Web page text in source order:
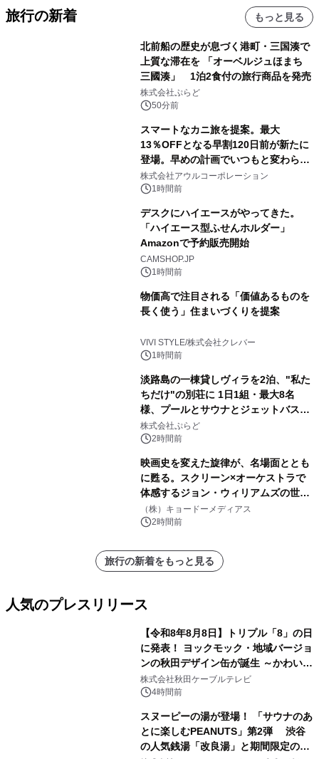
旅行の新着 もっと見る
北前船の歴史が息づく港町・三国湊で
上質な滞在を 「オーベルジュほまち
三國湊」 1泊2食付の旅行商品を発売
株式会社ぷらど
50分前
スマートなカニ旅を提案。最大
13％OFFとなる早割120日前が新たに
登場。早めの計画でいつもと変わらぬ
大人の冬旅を。ー夕日ヶ浦温泉「佳松
苑 別邸ふうか」ー
株式会社アウルコーポレーション
1時間前
デスクにハイエースがやってきた。
「ハイエース型ふせんホルダー」
Amazonで予約販売開始
CAMSHOP.JP
1時間前
物価高で注目される「価値あるものを
長く使う」住まいづくりを提案
VIVI STYLE/株式会社クレバー
1時間前
淡路島の一棟貸しヴィラを2泊、"私た
ちだけ"の別荘に 1日1組・最大8名
様、プールとサウナとジェットバス付
きで Villa Mon Temps AWAJIの連泊
素泊りプラン
株式会社ぷらど
2時間前
映画史を変えた旋律が、名場面ととも
に甦る。スクリーン×オーケストラで
体感するジョン・ウィリアムズの世
界。ジョン・ウィリアムズ：シネマ・
スペクタキュラー・コンサート 開催決
（株）キョードーメディアス
2時間前
旅行の新着をもっと見る
人気のプレスリリース
【令和8年8月8日】トリプル「8」の日
に発表！ ヨックモック・地域バージョ
ンの秋田デザイン缶が誕生 ～かわいい
秋田犬の子犬と秋田の四季と名所を巡
るパッケージ～ 9月1日(火)秋田県内で
株式会社秋田ケーブルテレビ
4時間前
スヌーピーの湯が登場！ 「サウナのあ
とに楽しむPEANUTS」第2弾 渋谷
の人気銭湯「改良湯」と期間限定のコ